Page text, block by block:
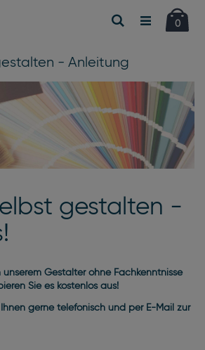
0Artikel
Suche
- Anleitung
gestalten -
Gestalter ohne Fachkenntnisse
Sie es kostenlos aus!
gerne telefonisch und per E-Mail zur